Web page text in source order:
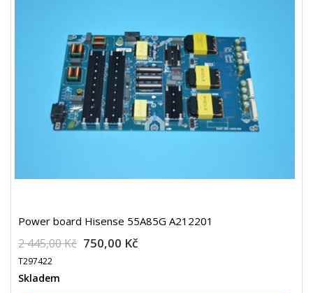
Power board Hisense 55A85G A212201
2 445,00 Kč 750,00 Kč
T297422
Skladem